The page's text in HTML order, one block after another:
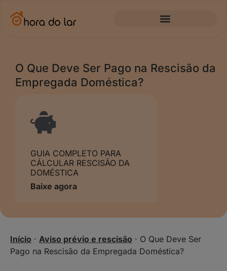
O Que Deve Ser Pago na Rescisão da
Empregada Doméstica?
GUIA COMPLETO PARA
CÁLCULAR RESCISÃO DA
DOMÉSTICA
Baixe agora
Início · Aviso prévio e rescisão · O Que Deve Ser
Pago na Rescisão da Empregada Doméstica?